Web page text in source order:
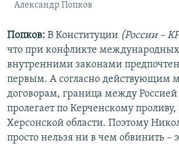
Александр Попков
Попков: В Конституции (России –
что при конфликте международных
внутренними законами
первым. А согласно действующим
договорам, граница между
пролегает по Керченскому проливу,
Херсонской области. Поэтому
просто нельзя ни в чем обвинить –